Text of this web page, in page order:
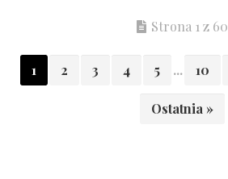
Strona 1 z 60
1 2 3 4 5 ... 10
Ostatnia »